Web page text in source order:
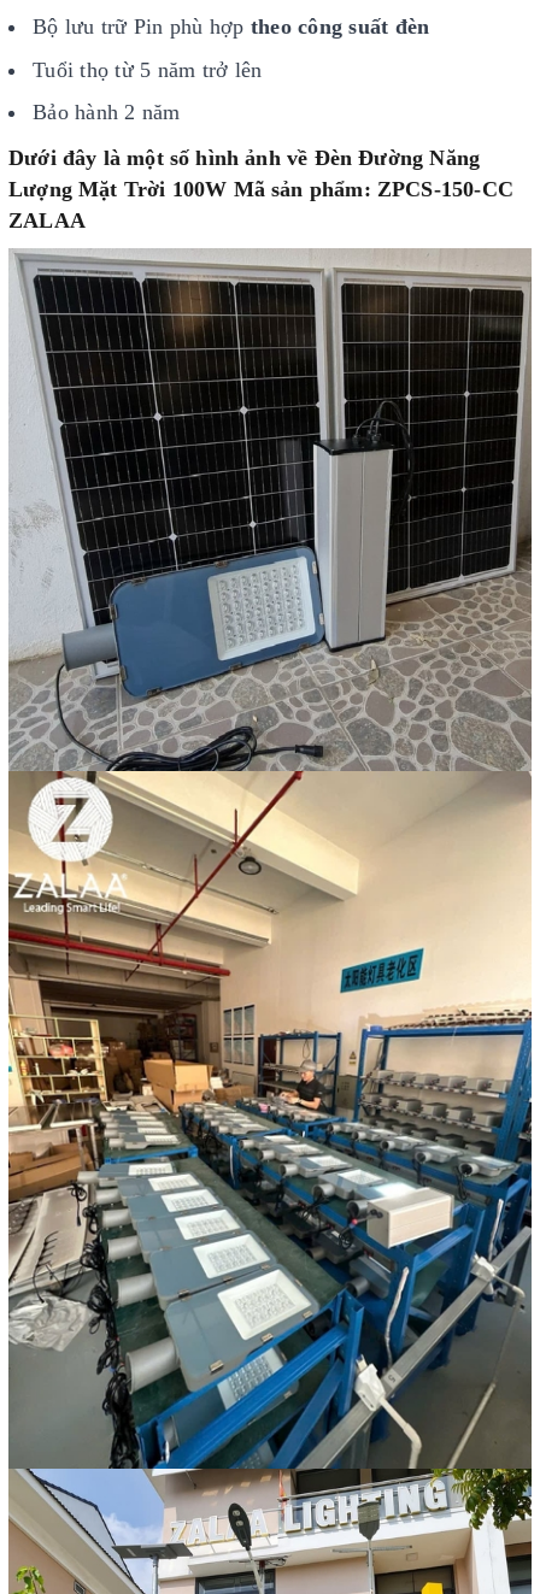
Bộ lưu trữ Pin phù hợp theo công suất đèn
Tuổi thọ từ 5 năm trở lên
Bảo hành 2 năm
Dưới đây là một số hình ảnh về Đèn Đường Năng
Lượng Mặt Trời 100W Mã sản phẩm: ZPCS-150-CC
ZALAA